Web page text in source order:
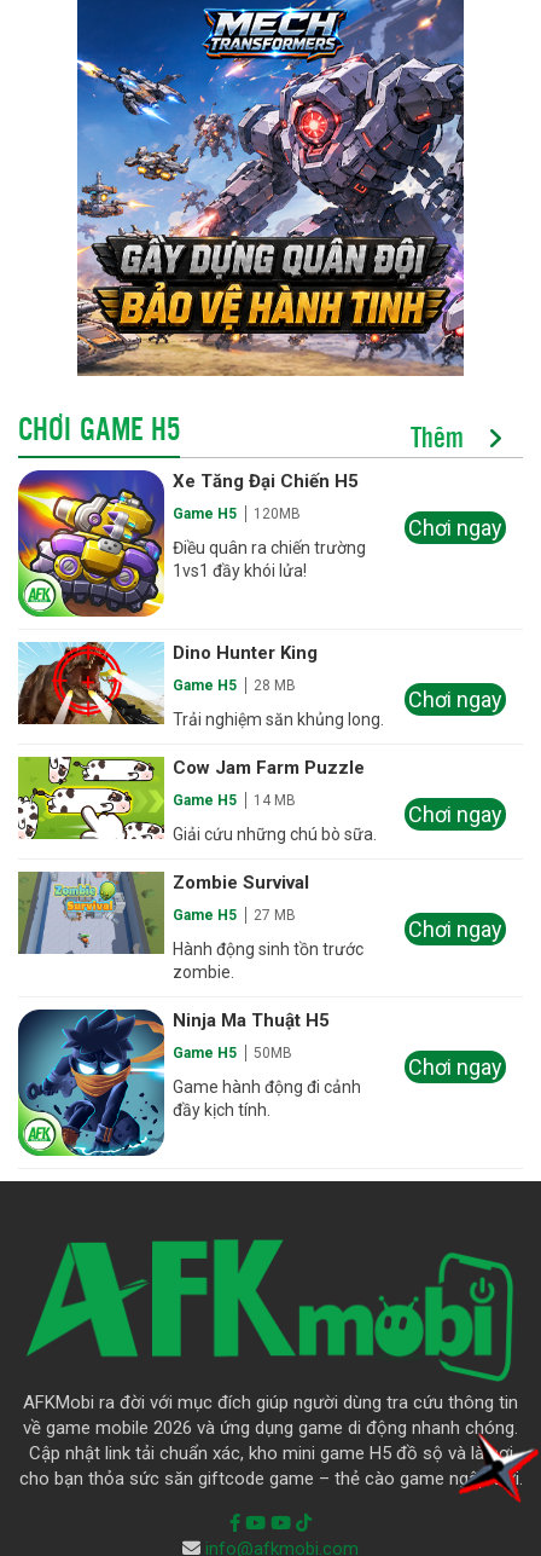
CHƠI GAME H5 Thêm
Xe Tăng Đại Chiến H5
Game H5 120MB
Điều quân ra chiến trường
1vs1 đầy khói lửa!
Chơi ngay
Dino Hunter King
Game H5 28 MB
Trải nghiệm săn khủng long.
Chơi ngay
Cow Jam Farm Puzzle
Game H5 14 MB
Giải cứu những chú bò sữa.
Chơi ngay
Zombie Survival
Game H5 27 MB
Hành động sinh tồn trước
zombie.
Chơi ngay
Ninja Ma Thuật H5
Game H5 50MB
Game hành động đi cảnh
đầy kịch tính.
Chơi ngay
AFKMobi ra đời với mục đích giúp người dùng tra cứu thông tin
về game mobile 2026 và ứng dụng game di động nhanh chóng.
Cập nhật link tải chuẩn xác, kho mini game H5 đồ sộ và là nơi
cho bạn thỏa sức săn giftcode game – thẻ cào game ngập trời.
info@afkmobi.com